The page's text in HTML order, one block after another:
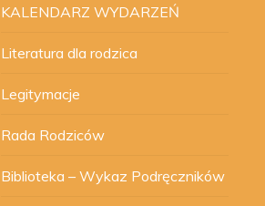
KALENDARZ WYDARZEŃ
Literatura dla rodzica
Legitymacje
Rada Rodziców
Biblioteka – Wykaz Podręczników